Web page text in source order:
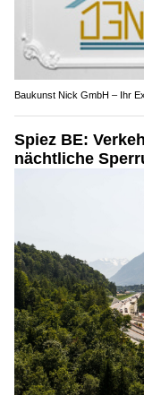
Baukunst Nick GmbH – Ihr
Spiez BE:
nächtliche